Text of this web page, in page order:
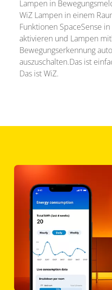
Lampen in
WiZ Lampen in einem
Funktionen SpaceSense
aktivieren und Lampen
Bewegungserkennung
auszuschalten.Das ist
Das ist WiZ.